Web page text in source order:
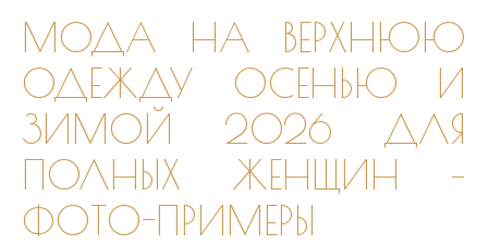
МОДА НА ВЕРХНЮЮ
ОДЕЖДУ ОСЕНЬЮ И
ЗИМОЙ 2026 ДЛЯ
ПОЛНЫХ ЖЕНЩИН –
ФОТО-ПРИМЕРЫ